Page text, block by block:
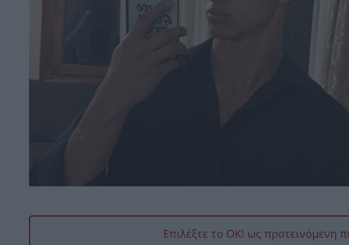
Επιλέξτε το OK! ως προτεινόμενη